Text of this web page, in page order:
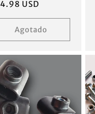
USD
Agotado